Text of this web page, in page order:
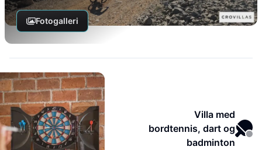
Fotogalleri
Villa med
bordtennis, dart og
badminton